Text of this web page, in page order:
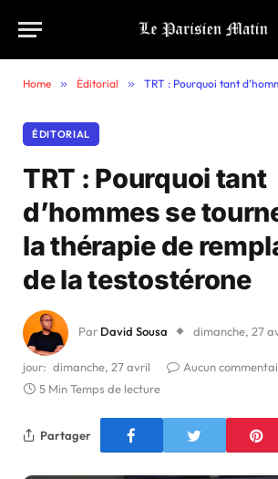
Home » Éditorial » TRT : Pourquoi tant d’hommes se tournent vers la
ÉDITORIAL
TRT : Pourquoi tant
d’hommes se
la thérapie de
de la testostérone
Par David Sousa dimanche, 27
jour: dimanche, 27 avril
Aucun
5 Min Temps de lecture
Partager